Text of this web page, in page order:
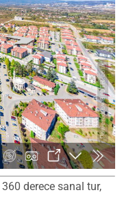
derece sanal tur,